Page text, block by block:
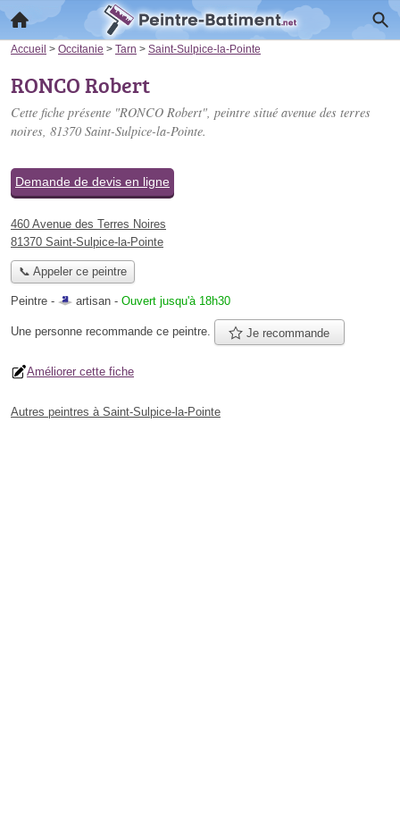
Accueil > Occitanie > Tarn > Saint-Sulpice-la-Pointe
RONCO Robert
Cette fiche présente "RONCO Robert", peintre situé avenue des terres
noires, 81370 Saint-Sulpice-la-Pointe.
Demande de devis en ligne
460 Avenue des Terres Noires
81370 Saint-Sulpice-la-Pointe
📞 Appeler ce peintre
Peintre - artisan - Ouvert jusqu'à 18h30
Une personne recommande ce peintre. Je recommande
Améliorer cette fiche
Autres peintres à Saint-Sulpice-la-Pointe